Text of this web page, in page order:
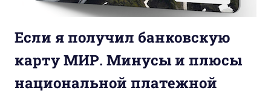
Если я получил банковскую
карту МИР. Минусы и плюсы
национальной платежной